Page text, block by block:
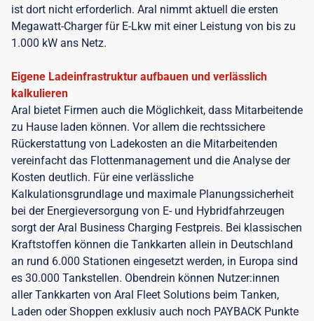
ist dort nicht erforderlich. Aral nimmt aktuell die ersten
Megawatt-Charger für E-Lkw mit einer Leistung von bis zu
1.000 kW ans Netz.
Eigene Ladeinfrastruktur aufbauen und verlässlich
kalkulieren
Aral bietet Firmen auch die Möglichkeit, dass Mitarbeitende
zu Hause laden können. Vor allem die rechtssichere
Rückerstattung von Ladekosten an die Mitarbeitenden
vereinfacht das Flottenmanagement und die Analyse der
Kosten deutlich. Für eine verlässliche
Kalkulationsgrundlage und maximale Planungssicherheit
bei der Energieversorgung von E- und Hybridfahrzeugen
sorgt der Aral Business Charging Festpreis. Bei klassischen
Kraftstoffen können die Tankkarten allein in Deutschland
an rund 6.000 Stationen eingesetzt werden, in Europa sind
es 30.000 Tankstellen. Obendrein können Nutzer:innen
aller Tankkarten von Aral Fleet Solutions beim Tanken,
Laden oder Shoppen exklusiv auch noch PAYBACK Punkte